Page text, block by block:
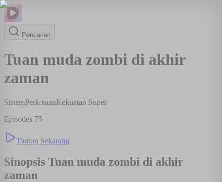
Pencarian
Tuan muda zombi di akhir
zaman
SistemPerkotaanKekuatan Super
Episodes 75
Tonton Sekarang
Sinopsis Tuan muda zombi di akhir
zaman